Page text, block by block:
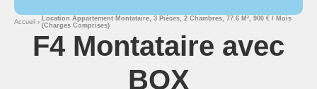
Accueil
Location Appartement Montataire, 3 Pièces, 2 Chambres, 77.6 M², 900 € / Mois
(Charges Comprises)
F4 Montataire avec
BOX